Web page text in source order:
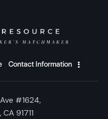
Contact Information
#1624,
91711